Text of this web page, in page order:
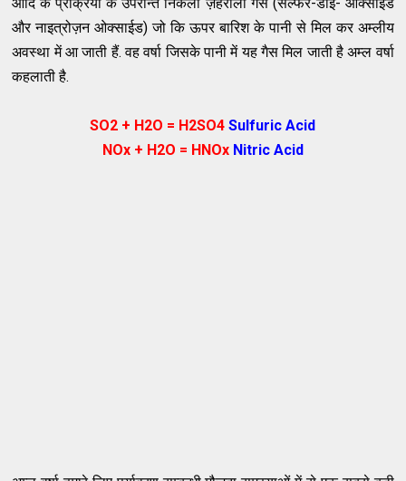
और नाइत्रोज़न ओक्साईड) जो कि ऊपर बारिश के पानी से मिल कर अम्लीय
अवस्था में आ जाती हैं. वह वर्षा जिसके पानी में यह गैस मिल जाती है अम्ल वर्षा
कहलाती है.
SO2 + H2O = H2SO4Sulfuric Acid
NOx + H2O = HNOx Nitric Acid